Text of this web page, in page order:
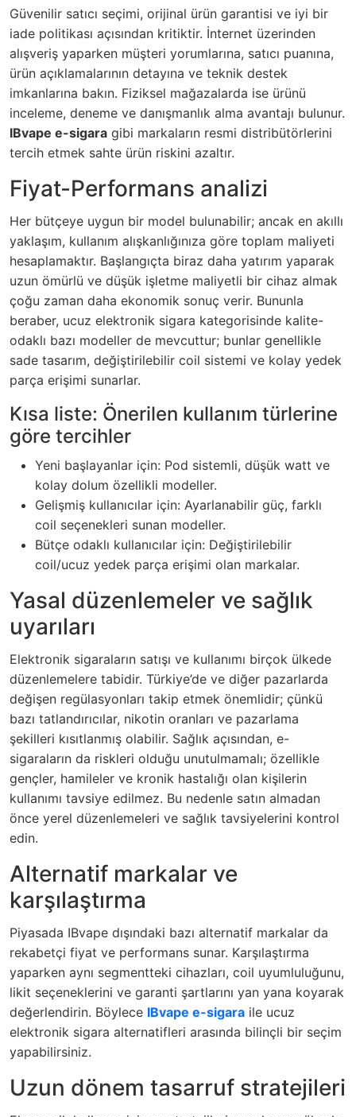
Güvenilir satıcı seçimi, orijinal ürün garantisi ve iyi bir
iade politikası açısından kritiktir. İnternet üzerinden
alışveriş yaparken müşteri yorumlarına, satıcı puanına,
ürün açıklamalarının detayına ve teknik destek
imkanlarına bakın. Fiziksel mağazalarda ise ürünü
inceleme, deneme ve danışmanlık alma avantajı bulunur.
IBvape e-sigara gibi markaların resmi distribütörlerini
tercih etmek sahte ürün riskini azaltır.
Fiyat-Performans analizi
Her bütçeye uygun bir model bulunabilir; ancak en akıllı
yaklaşım, kullanım alışkanlığınıza göre toplam maliyeti
hesaplamaktır. Başlangıçta biraz daha yatırım yaparak
uzun ömürlü ve düşük işletme maliyetli bir cihaz almak
çoğu zaman daha ekonomik sonuç verir. Bununla
beraber, ucuz elektronik sigara kategorisinde kalite-
odaklı bazı modeller de mevcuttur; bunlar genellikle
sade tasarım, değiştirilebilir coil sistemi ve kolay yedek
parça erişimi sunarlar.
Kısa liste: Önerilen kullanım türlerine
göre tercihler
Yeni başlayanlar için: Pod sistemli, düşük watt ve
kolay dolum özellikli modeller.
Gelişmiş kullanıcılar için: Ayarlanabilir güç, farklı
coil seçenekleri sunan modeller.
Bütçe odaklı kullanıcılar için: Değiştirilebilir
coil/ucuz yedek parça erişimi olan markalar.
Yasal düzenlemeler ve sağlık
uyarıları
Elektronik sigaraların satışı ve kullanımı birçok ülkede
düzenlemelere tabidir. Türkiye’de ve diğer pazarlarda
değişen regülasyonları takip etmek önemlidir; çünkü
bazı tatlandırıcılar, nikotin oranları ve pazarlama
şekilleri kısıtlanmış olabilir. Sağlık açısından, e-
sigaraların da riskleri olduğu unutulmamalı; özellikle
gençler, hamileler ve kronik hastalığı olan kişilerin
kullanımı tavsiye edilmez. Bu nedenle satın almadan
önce yerel düzenlemeleri ve sağlık tavsiyelerini kontrol
edin.
Alternatif markalar ve
karşılaştırma
Piyasada IBvape dışındaki bazı alternatif markalar da
rekabetçi fiyat ve performans sunar. Karşılaştırma
yaparken aynı segmentteki cihazları, coil uyumluluğunu,
likit seçeneklerini ve garanti şartlarını yan yana koyarak
değerlendirin. Böylece IBvape e-sigara ile ucuz
elektronik sigara alternatifleri arasında bilinçli bir seçim
yapabilirsiniz.
Uzun dönem tasarruf stratejileri